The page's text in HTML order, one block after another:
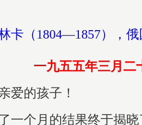
卡（1804—1857），俄
一九五五年三月二
爱的孩子！
一个月的结果终于揭